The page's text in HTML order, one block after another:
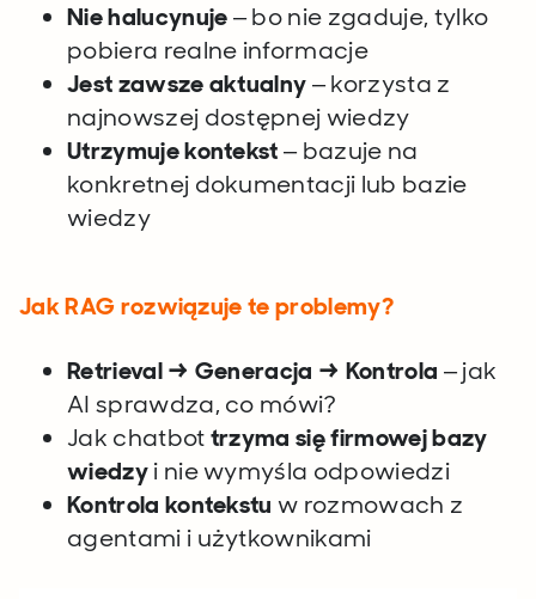
Nie halucynuje– bo nie zgaduje, tylko
pobiera realne informacje
Jest zawsze aktualny– korzysta z
najnowszej dostępnej wiedzy
Utrzymuje kontekst– bazuje na
konkretnej dokumentacji lub bazie
wiedzy
Jak RAG rozwiązuje te problemy?
Retrieval → Generacja → Kontrola – jak
AI sprawdza, co mówi?
Jak chatbottrzyma się firmowej bazy
wiedzyi nie wymyśla odpowiedzi
Kontrola kontekstu w rozmowach z
agentami i użytkownikami